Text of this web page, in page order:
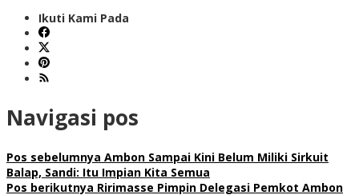
Ikuti Kami Pada
Navigasi pos
Pos sebelumnya Ambon Sampai Kini Belum Miliki Sirkuit
Balap, Sandi: Itu Impian Kita Semua
Pos berikutnya Ririmasse Pimpin Delegasi Pemkot Ambon